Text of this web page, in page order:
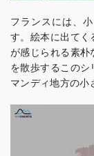
フランスには、
す。絵本に出てく
が感じられる素朴
を散歩するこの
マンディ地方の小